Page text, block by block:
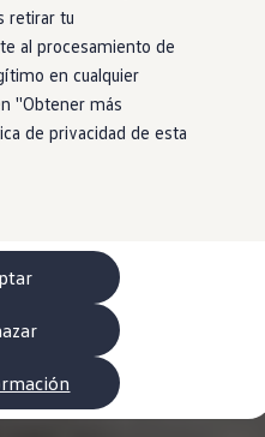
retirar tu
al procesamiento de
en cualquier
''Obtener más
de privacidad de esta
UE - Volkswagen
Canarias
y certificados de conformidad
el apagón de redes 2G-3G
eléctricos
y servicios digitales
del software, los mapas y las
para tu modelo